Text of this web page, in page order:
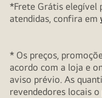
*Frete Grátis elegível
atendidas, confira em
* Os preços,
acordo com a loja e
aviso prévio. As
revendedores locais